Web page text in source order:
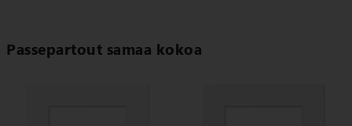
Passepartout samaa kokoa